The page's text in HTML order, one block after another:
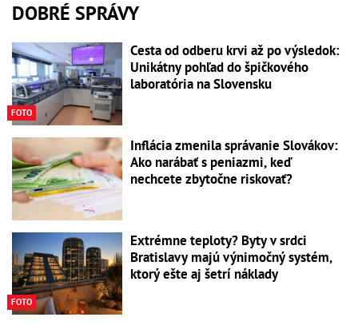
DOBRÉ SPRÁVY
FOTO
Cesta od odberu krvi až po výsledok:
Unikátny pohľad do špičkového
laboratória na Slovensku
Inflácia zmenila správanie Slovákov:
Ako narábať s peniazmi, keď
nechcete zbytočne riskovať?
FOTO
Extrémne teploty? Byty v srdci
Bratislavy majú výnimočný systém,
ktorý ešte aj šetrí náklady